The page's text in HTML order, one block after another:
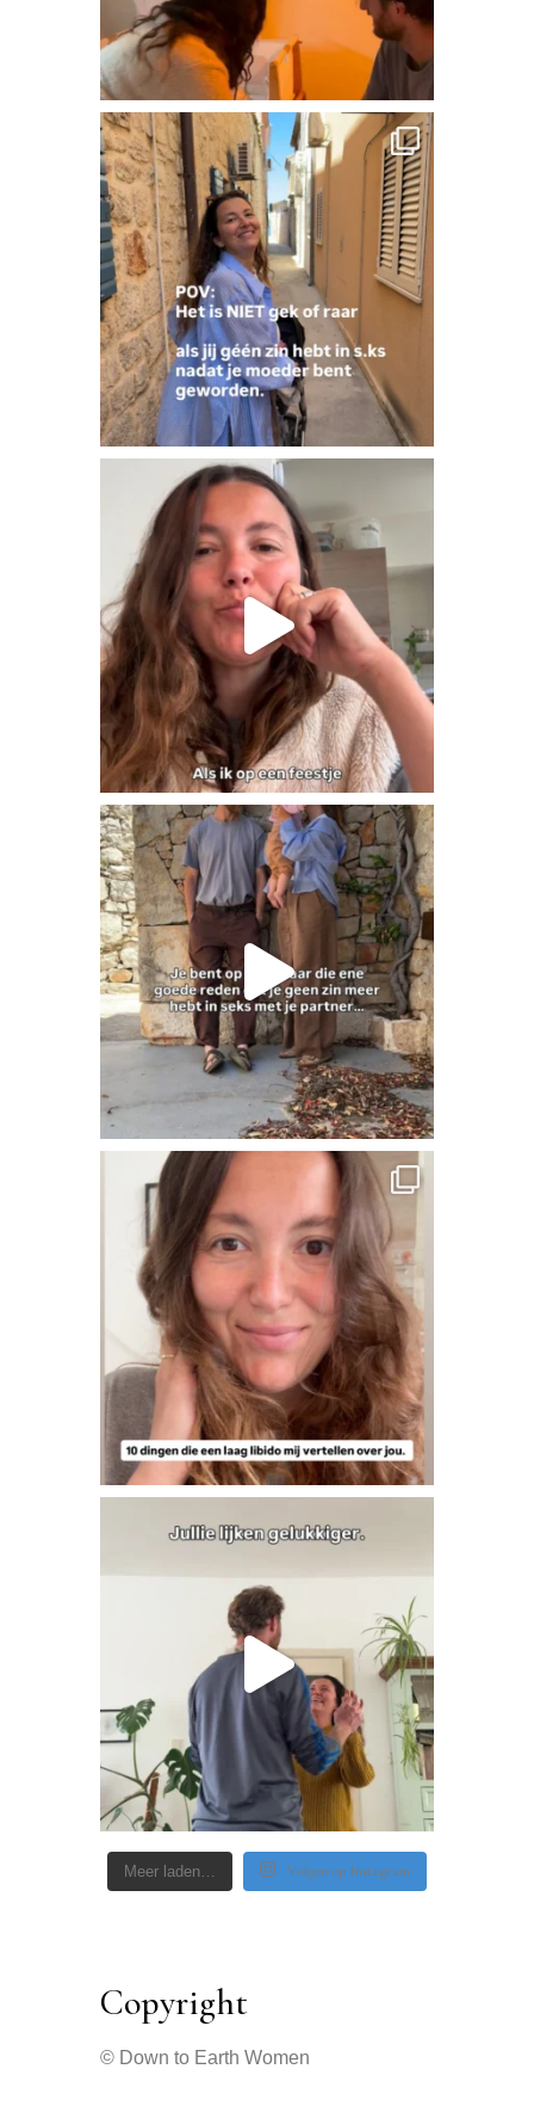
Meer laden… Volgen op Instagram
Copyright
© Down to Earth Women